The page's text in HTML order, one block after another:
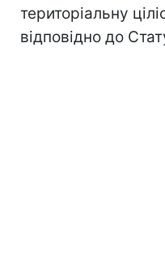
територіальну
відповідно до